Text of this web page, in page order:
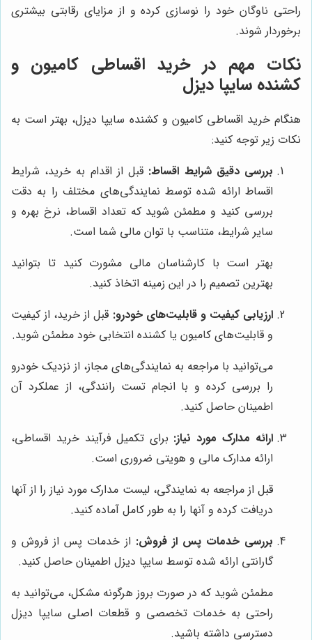
راحتی ناوگان خود را نوسازی کرده و از مزایای رقابتی بیشتری
برخوردار شوند.
نکات مهم در خرید اقساطی کامیون و
کشنده سایپا دیزل
هنگام خرید اقساطی کامیون و کشنده سایپا دیزل، بهتر است به
نکات زیر توجه کنید:
بررسی دقیق شرایط اقساط: قبل از اقدام به خرید، شرایط
اقساط ارائه شده توسط نمایندگی‌های مختلف را به دقت
بررسی کنید و مطمئن شوید که تعداد اقساط، نرخ بهره و
سایر شرایط، متناسب با توان مالی شما است.
بهتر است با کارشناسان مالی مشورت کنید تا بتوانید
بهترین تصمیم را در این زمینه اتخاذ کنید.
ارزیابی کیفیت و قابلیت‌های خودرو: قبل از خرید، از کیفیت
و قابلیت‌های کامیون یا کشنده انتخابی خود مطمئن شوید.
می‌توانید با مراجعه به نمایندگی‌های مجاز، از نزدیک خودرو
را بررسی کرده و با انجام تست رانندگی، از عملکرد آن
اطمینان حاصل کنید.
ارائه مدارک مورد نیاز: برای تکمیل فرآیند خرید اقساطی،
ارائه مدارک مالی و هویتی ضروری است.
قبل از مراجعه به نمایندگی، لیست مدارک مورد نیاز را از آنها
دریافت کرده و آنها را به طور کامل آماده کنید.
بررسی خدمات پس از فروش: از خدمات پس از فروش و
گارانتی ارائه شده توسط سایپا دیزل اطمینان حاصل کنید.
مطمئن شوید که در صورت بروز هرگونه مشکل، می‌توانید به
راحتی به خدمات تخصصی و قطعات اصلی سایپا دیزل
دسترسی داشته باشید.